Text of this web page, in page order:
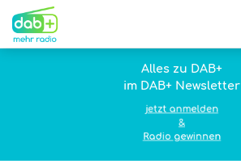
Alles zu DAB+
im DAB+ Newsletter
jetzt anmelden
&
Radio gewinnen